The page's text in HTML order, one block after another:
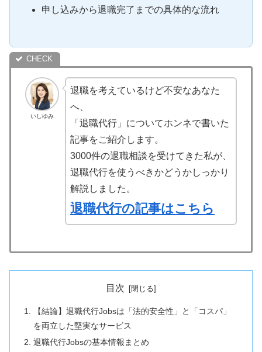
申し込みから退職完了までの具体的な流れ
いしゆみ
退職を考えているけど不安なあなた
へ、
「退職代行」についてホンネで書いた
記事をご紹介します。
3000件の退職相談を受けてきた私が、
退職代行を使うべきかどうかしっかり
解説しました。
退職代行の記事はこちら
目次
【結論】退職代行Jobsは「法的安全性」と「コスパ」
を両立した堅実なサービス
退職代行Jobsの基本情報まとめ